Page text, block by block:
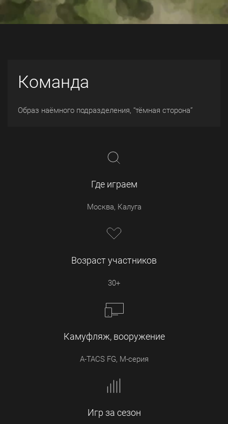
Команда
Образ наёмного подразделения, “тёмная сторона”
Где играем
Москва, Калуга
Возраст участников
30+
Камуфляж, вооружение
A-TACS FG, М-серия
Игр за сезон